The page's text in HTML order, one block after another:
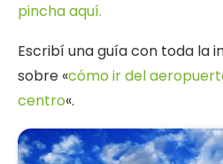
pincha aquí.
Escribí una guía con toda la
sobre «cómo ir del
centro«.